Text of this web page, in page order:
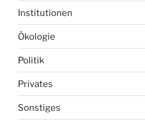
Institutionen
Ökologie
Politik
Privates
Sonstiges